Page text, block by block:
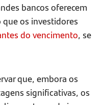
bancos oferecem
os investidores
do vencimento, se
que, embora os
significativas, os